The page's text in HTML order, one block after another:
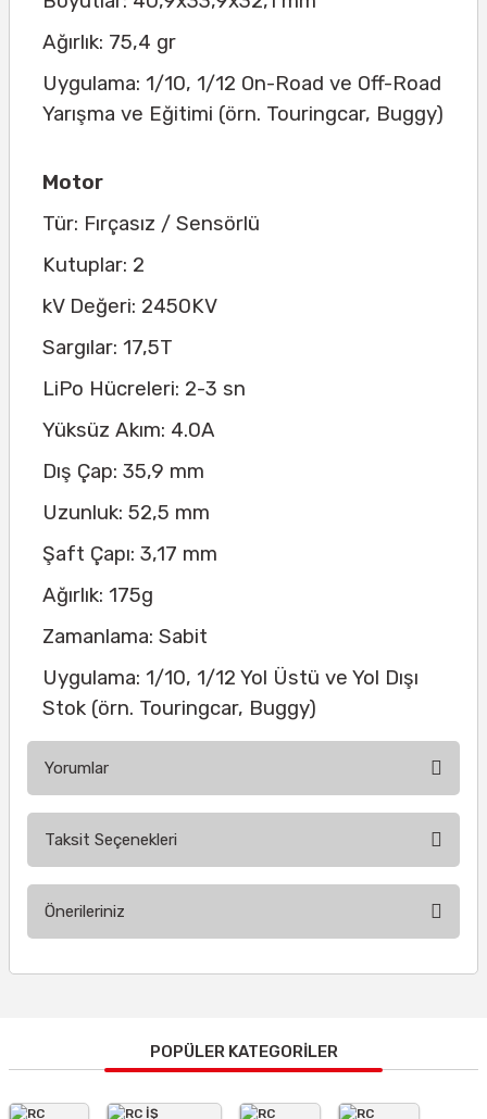
Ağırlık: 75,4 gr
Uygulama: 1/10, 1/12 On-Road ve Off-Road
Yarışma ve Eğitimi (örn. Touringcar, Buggy)
Motor
Tür: Fırçasız / Sensörlü
Kutuplar: 2
kV Değeri: 2450KV
Sargılar: 17,5T
LiPo Hücreleri: 2-3 sn
Yüksüz Akım: 4.0A
Dış Çap: 35,9 mm
Uzunluk: 52,5 mm
Şaft Çapı: 3,17 mm
Ağırlık: 175g
Zamanlama: Sabit
Uygulama: 1/10, 1/12 Yol Üstü ve Yol Dışı
Stok (örn. Touringcar, Buggy)
Yorumlar
Taksit Seçenekleri
Önerileriniz
Görüş ve önerileriniz için teşekkür ederiz.
Ürün resmi kalitesiz, bozuk veya görüntülenemiyor.
POPÜLER KATEGORİLER